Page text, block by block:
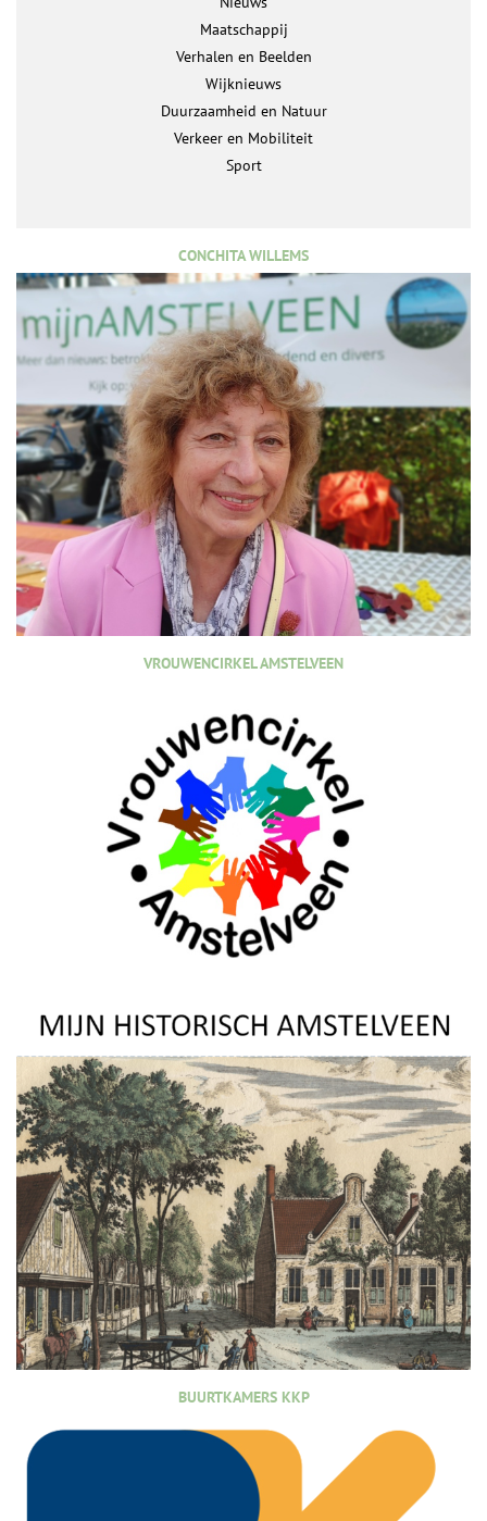
Maatschappij
Verhalen en Beelden
Wijknieuws
Duurzaamheid en Natuur
Verkeer en Mobiliteit
Sport
CONCHITA WILLEMS
VROUWENCIRKEL AMSTELVEEN
BUURTKAMERS KKP